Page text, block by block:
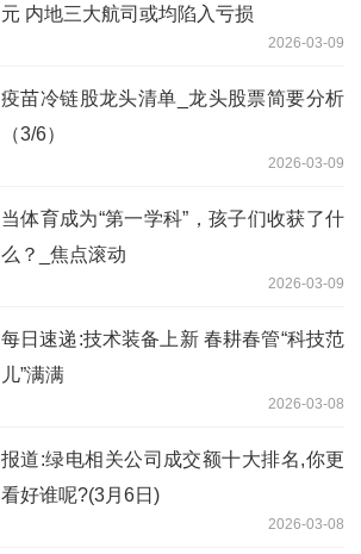
元 内地三大航司或均陷入亏损
2026-03-09
疫苗冷链股龙头清单_龙头股票简要分析
（3/6）
2026-03-09
当体育成为“第一学科”，孩子们收获了什
么？_焦点滚动
2026-03-09
每日速递:技术装备上新 春耕春管“科技范
儿”满满
2026-03-08
报道:绿电相关公司成交额十大排名,你更
看好谁呢?(3月6日)
2026-03-08